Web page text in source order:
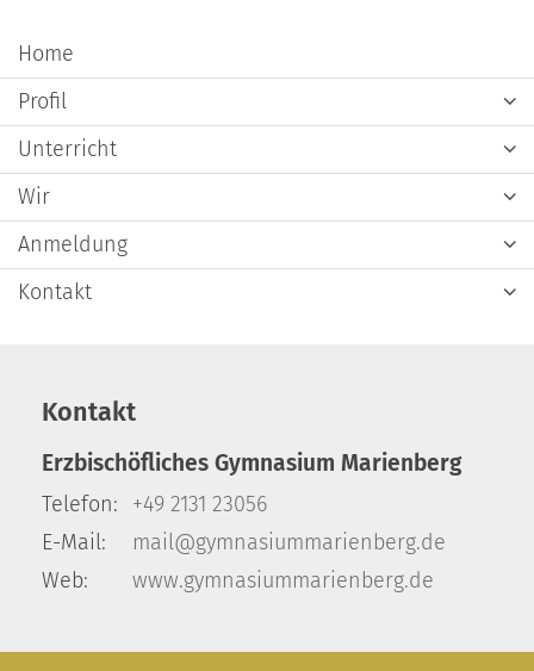
Home
Profil
Unterricht
Wir
Anmeldung
Kontakt
Kontakt
Erzbischöfliches Gymnasium Marienberg
Telefon:
+49 2131 23056
E-Mail:
mail@gymnasiummarienberg.de
Web:
www.gymnasiummarienberg.de